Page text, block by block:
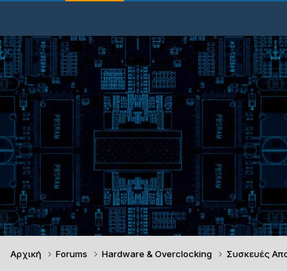
Αρχική Forums Hardware & Overclocking Συσκευές